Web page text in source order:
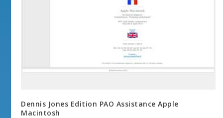
Dennis Jones Edition PAO Assistance Apple
Macintosh